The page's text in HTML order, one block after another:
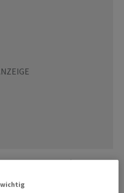
und neue Geschäftsfelder
Media Investitionen in